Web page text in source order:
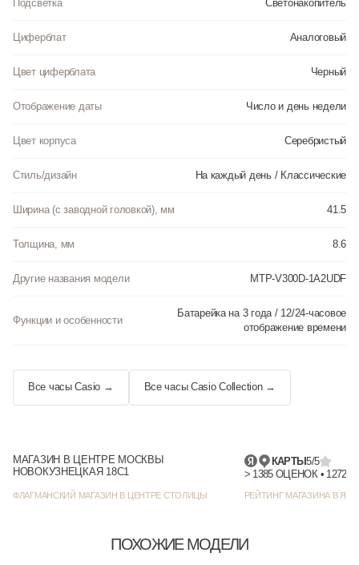
Подсветка Светонакопитель
Циферблат Аналоговый
Цвет циферблата Черный
Отображение даты Число и день недели
Цвет корпуса Серебристый
Стиль/дизайн На каждый день / Классические
Ширина (с заводной головкой), мм 41.5
Толщина, мм 8.6
Другие названия модели MTP-V300D-1A2UDF
Функции и особенности
Батарейка на 3 года / 12/24-часовое
отображение времени
Все часы Casio → Все часы Casio Collection →
МАГАЗИН В ЦЕНТРЕ МОСКВЫ
НОВОКУЗНЕЦКАЯ 18С1
ФЛАГМАНСКИЙ МАГАЗИН В ЦЕНТРЕ СТОЛИЦЫ
КАРТЫ5/5
РЕЙТИНГ МАГАЗИНА В
ПОХОЖИЕ МОДЕЛИ